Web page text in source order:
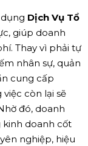
Dịch Vụ Tổ
giúp doanh
Thay vì phải tự
nhân sự, quản
cung cấp
còn lại sẽ
đó, doanh
doanh cốt
nghiệp, hiệu